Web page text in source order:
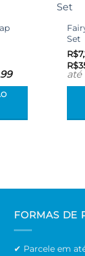
aos meus
desejos
Set
R$
R$
até
FORMAS DE
✔ Parcele em